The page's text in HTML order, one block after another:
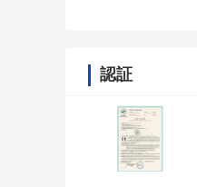
認証